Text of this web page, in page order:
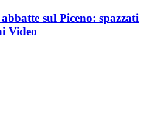
sul Piceno: spazzati
Video